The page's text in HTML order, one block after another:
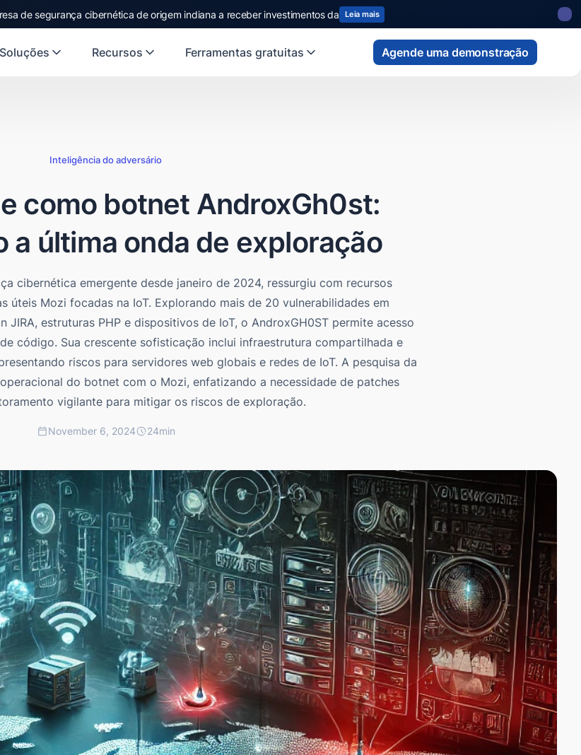
de segurança cibernética de origem indiana a receber investimentos da Leia mais
Soluções Recursos Ferramentas gratuitas Agende uma demonstração
Inteligência do adversário
como botnet AndroxGh0st:
a última onda de exploração
cibernética emergente desde janeiro de 2024, ressurgiu com recursos
úteis Mozi focadas na IoT. Explorando mais de 20 vulnerabilidades em
JIRA, estruturas PHP e dispositivos de IoT, o AndroxGH0ST permite acesso
código. Sua crescente sofisticação inclui infraestrutura compartilhada e
riscos para servidores web globais e redes de IoT. A pesquisa da
do botnet com o Mozi, enfatizando a necessidade de patches
vigilante para mitigar os riscos de exploração.
November 6, 2024 24min